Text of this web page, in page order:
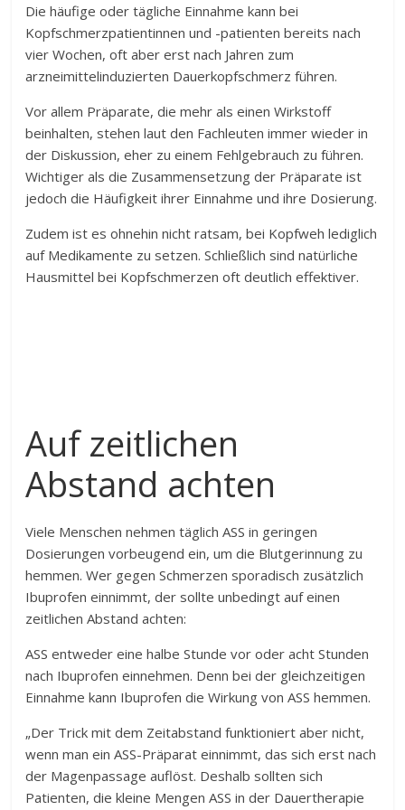
Die häufige oder tägliche Einnahme kann bei
Kopfschmerzpatientinnen und -patienten bereits nach
vier Wochen, oft aber erst nach Jahren zum
arzneimittelinduzierten Dauerkopfschmerz führen.
Vor allem Präparate, die mehr als einen Wirkstoff
beinhalten, stehen laut den Fachleuten immer wieder in
der Diskussion, eher zu einem Fehlgebrauch zu führen.
Wichtiger als die Zusammensetzung der Präparate ist
jedoch die Häufigkeit ihrer Einnahme und ihre Dosierung.
Zudem ist es ohnehin nicht ratsam, bei Kopfweh lediglich
auf Medikamente zu setzen. Schließlich sind natürliche
Hausmittel bei Kopfschmerzen oft deutlich effektiver.
Auf zeitlichen
Abstand achten
Viele Menschen nehmen täglich ASS in geringen
Dosierungen vorbeugend ein, um die Blutgerinnung zu
hemmen. Wer gegen Schmerzen sporadisch zusätzlich
Ibuprofen einnimmt, der sollte unbedingt auf einen
zeitlichen Abstand achten:
ASS entweder eine halbe Stunde vor oder acht Stunden
nach Ibuprofen einnehmen. Denn bei der gleichzeitigen
Einnahme kann Ibuprofen die Wirkung von ASS hemmen.
„Der Trick mit dem Zeitabstand funktioniert aber nicht,
wenn man ein ASS-Präparat einnimmt, das sich erst nach
der Magenpassage auflöst. Deshalb sollten sich
Patienten, die kleine Mengen ASS in der Dauertherapie